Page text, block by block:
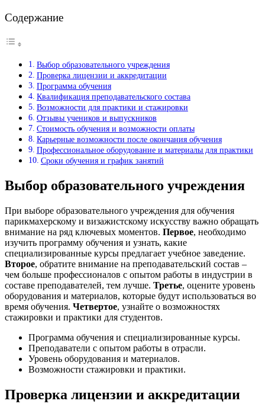
Содержание
Выбор образовательного учреждения
Проверка лицензии и аккредитации
Программа обучения
Квалификация преподавательского состава
Возможности для практики и стажировки
Отзывы учеников и выпускников
Стоимость обучения и возможности оплаты
Карьерные возможности после окончания обучения
Профессиональное оборудование и материалы для практики
Сроки обучения и график занятий
Выбор образовательного учреждения
При выборе образовательного учреждения для обучения
парикмахерскому и визажистскому искусству важно обращать
внимание на ряд ключевых моментов. Первое, необходимо
изучить программу обучения и узнать, какие
специализированные курсы предлагает учебное заведение.
Второе, обратите внимание на преподавательский состав –
чем больше профессионалов с опытом работы в индустрии в
составе преподавателей, тем лучше. Третье, оцените уровень
оборудования и материалов, которые будут использоваться во
время обучения. Четвертое, узнайте о возможностях
стажировки и практики для студентов.
Программа обучения и специализированные курсы.
Преподаватели с опытом работы в отрасли.
Уровень оборудования и материалов.
Возможности стажировки и практики.
Проверка лицензии и аккредитации